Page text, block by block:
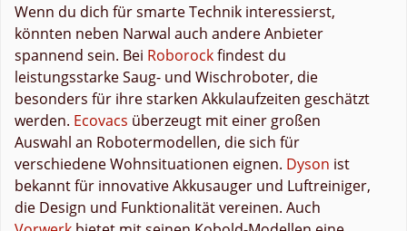
Wenn du dich für smarte Technik interessierst,
könnten neben Narwal auch andere Anbieter
spannend sein. Bei Roborockfindest du
leistungsstarke Saug- und Wischroboter, die
besonders für ihre starken Akkulaufzeiten geschätzt
werden. Ecovacs überzeugt mit einer großen
Auswahl an Robotermodellen, die sich für
verschiedene Wohnsituationen eignen. Dyson ist
bekannt für innovative Akkusauger und Luftreiniger,
die Design und Funktionalität vereinen. Auch